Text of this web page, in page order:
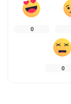
0
0